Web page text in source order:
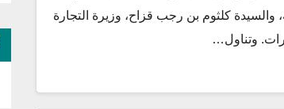
والسيدة كلثوم بن رجب قزاح، وزيرة التجارة
وتناول…